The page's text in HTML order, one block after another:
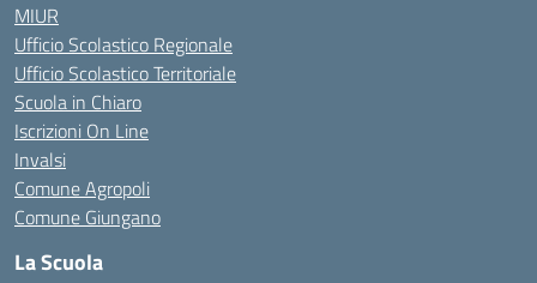
MIUR
Ufficio Scolastico Regionale
Ufficio Scolastico Territoriale
Scuola in Chiaro
Iscrizioni On Line
Invalsi
Comune Agropoli
Comune Giungano
La Scuola